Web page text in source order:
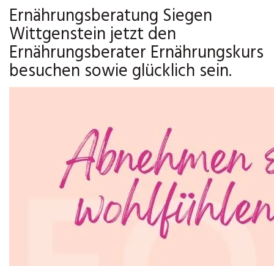
Ernährungsberatung Siegen
Wittgenstein jetzt den
Ernährungsberater Ernährungskurs
besuchen sowie glücklich sein.